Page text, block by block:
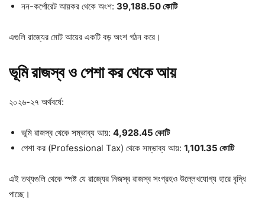
নন-কর্পোরেট আয়কর থেকে অংশ: 39,188.50 কোটি
এগুলি রাজ্যের মোট আয়ের একটি বড় অংশ গঠন করে।
ভূমি রাজস্ব ও পেশা কর থেকে আয়
২০২৬-২৭ অর্থবর্ষে:
ভূমি রাজস্ব থেকে সম্ভাব্য আয়: 4,928.45 কোটি
পেশা কর (Professional Tax) থেকে সম্ভাব্য আয়: 1,101.35 কোটি
এই তথ্যগুলি থেকে স্পষ্ট যে রাজ্যের নিজস্ব রাজস্ব সংগ্রহও উল্লেখযোগ্য হারে বৃদ্ধি
পাচ্ছে।